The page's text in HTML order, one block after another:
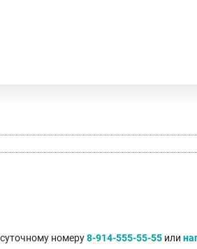
номеру8-914-555-55-55 или